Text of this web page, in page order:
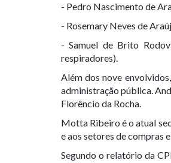
- Pedro Nascimento de
- Rosemary Neves de
- Samuel de Brito
respiradores).
Além dos nove
administração pública.
Florêncio da Rocha.
​Motta Ribeiro é o atual
e aos setores de compras
Segundo o relatório da